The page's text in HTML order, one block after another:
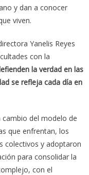
y dan a conocer
viven.
Yanelis Reyes
con la
la verdad en las
se refleja cada día en
cambio del modelo de
que enfrentan, los
colectivos y adoptaron
para consolidar la
con el